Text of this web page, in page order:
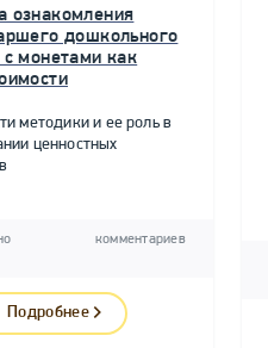
ознакомления
дошкольного
с монетами как
методики и ее роль в
ценностных
комментариев
Подробнее